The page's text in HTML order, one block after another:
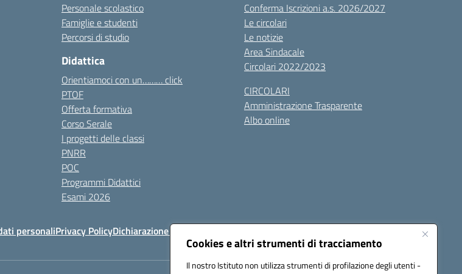
Cookies e altri strumenti di tracciamento
Il nostro Istituto non utilizza strumenti di profilazione degli utenti -
Personale scolastico
Famiglie e studenti
Percorsi di studio
Didattica
Orientiamoci con un……… click
PTOF
Offerta formativa
Corso Serale
I progetti delle classi
PNRR
POC
Programmi Didattici
Esami 2026
Conferma Iscrizioni a.s. 2026/2027
Le circolari
Le notizie
Area Sindacale
Circolari 2022/2023
CIRCOLARI
Amministrazione Trasparente
Albo online
personaliPrivacy PolicyDichiarazione di accessibilità Seguici su: